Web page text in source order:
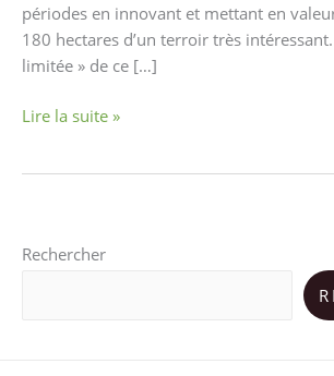
périodes en innovant et mettant en
180 hectares d’un terroir très intéressant.
limitée » de ce […]
Lire la suite »
Rechercher